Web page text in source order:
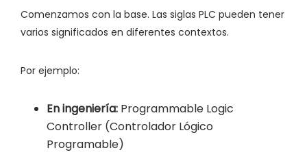
Comenzamos con la base. Las siglas PLC pueden tener
varios significados en diferentes contextos.
Por ejemplo:
En ingeniería: Programmable Logic
Controller (Controlador Lógico
Programable)